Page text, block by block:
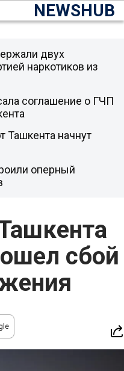
NEWSHUB
сбой
двух
наркотиков из
соглашение о ГЧП
Ташкента начнут
оперный